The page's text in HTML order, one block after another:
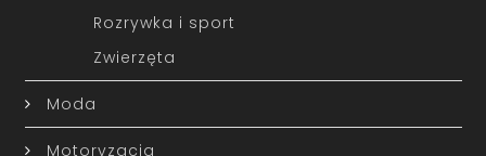
Rozrywka i sport
Zwierzęta
Moda
Motoryzacja